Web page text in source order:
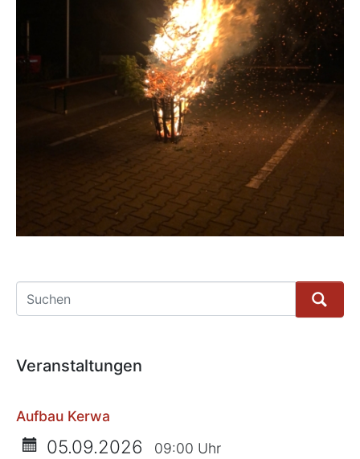
Suche
Veranstaltungen
Aufbau Kerwa
05.09.2026
09:00 Uhr